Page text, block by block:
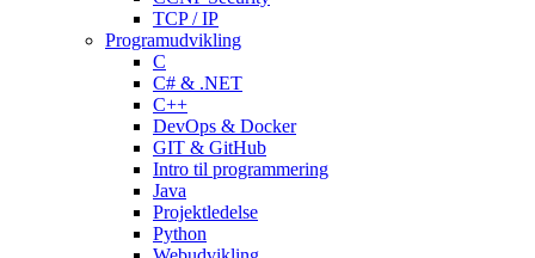
TCP / IP
Programudvikling
C
C# & .NET
C++
DevOps & Docker
GIT & GitHub
Intro til programmering
Java
Projektledelse
Python